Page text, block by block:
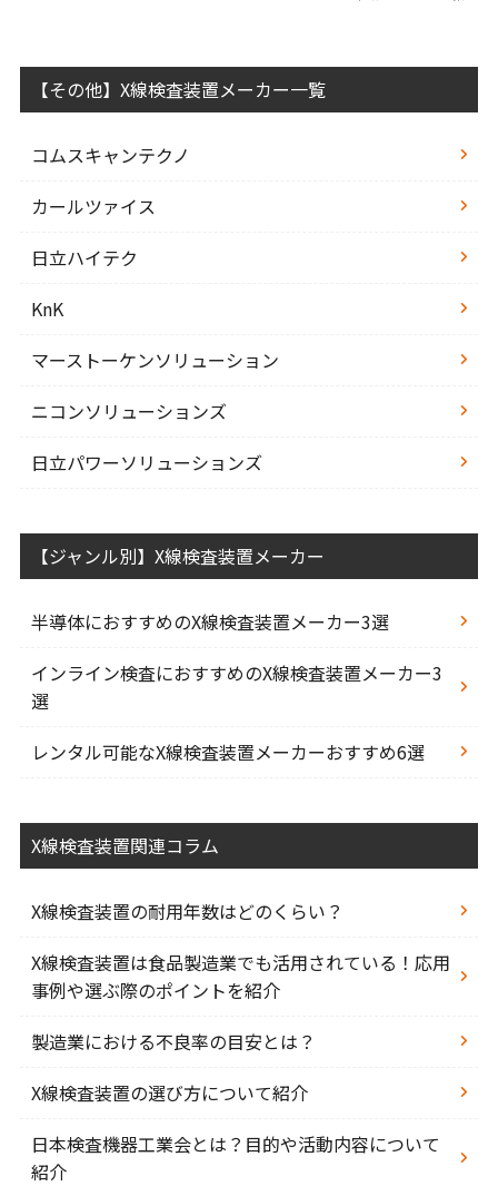
【その他】X線検査装置メーカー一覧
コムスキャンテクノ
カールツァイス
日立ハイテク
KnK
マーストーケンソリューション
ニコンソリューションズ
日立パワーソリューションズ
【ジャンル別】X線検査装置メーカー
半導体におすすめのX線検査装置メーカー3選
インライン検査におすすめのX線検査装置メーカー3
選
レンタル可能なX線検査装置メーカーおすすめ6選
X線検査装置関連コラム
X線検査装置の耐用年数はどのくらい？
X線検査装置は食品製造業でも活用されている！応用
事例や選ぶ際のポイントを紹介
製造業における不良率の目安とは？
X線検査装置の選び方について紹介
日本検査機器工業会とは？目的や活動内容について
紹介